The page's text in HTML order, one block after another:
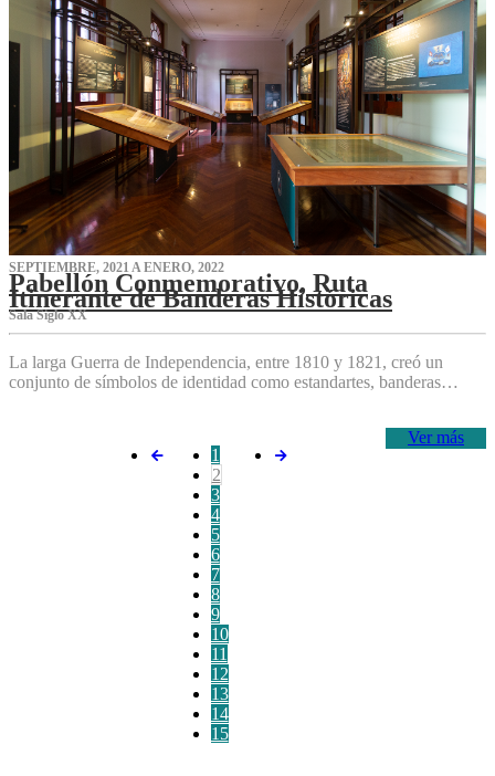
SEPTIEMBRE, 2021 A ENERO, 2022
Pabellón Conmemorativo, Ruta
Itinerante de Banderas Históricas
Sala Siglo XX
La larga Guerra de Independencia, entre 1810 y 1821, creó un
conjunto de símbolos de identidad como estandartes, banderas…
Ver más
1
2
3
4
5
6
7
8
9
10
11
12
13
14
15